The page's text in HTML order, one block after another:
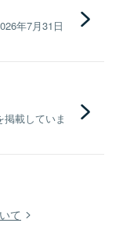
年7月31日
載していま
て